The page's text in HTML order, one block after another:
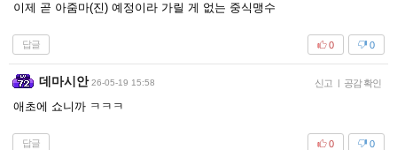
이제 곧 아줌마(진) 예정이라 가릴 게 없는 중식맹수
답글 0
0
데마시안 26-05-19 15:58 신고 | 공감 확인
애초에 쇼니까 ㅋㅋㅋ
답글 0
0